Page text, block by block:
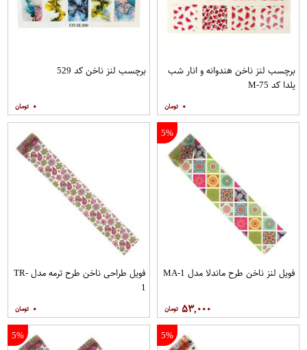
برچسب لنز ناخن هندوانه و انار شب
یلدا کد M-75
۰
برچسب لنز ناخن کد 529
۰
5%
فویل لنز ناخن طرح ماندلا مدل MA-1
۵۳,۰۰۰
فویل طراحی ناخن طرح ترمه مدل TR-
1
۰
5%
5%